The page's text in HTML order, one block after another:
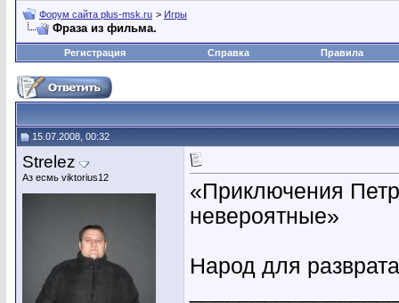
Форум сайта plus-msk.ru > Игры
Фраза из фильма.
Регистрация Справка Правила
15.07.2008, 00:32
Strelez
Аз есмь viktorius12
«Приключения
невероятные»
Народ для